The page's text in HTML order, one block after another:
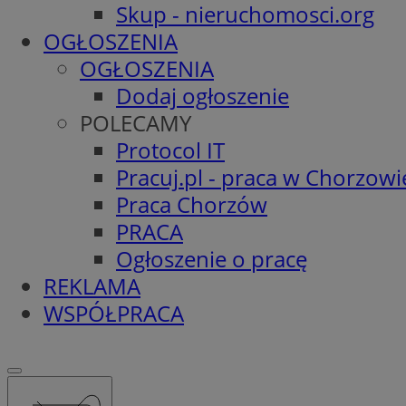
Skup - nieruchomosci.org
OGŁOSZENIA
OGŁOSZENIA
Dodaj ogłoszenie
POLECAMY
Protocol IT
Pracuj.pl - praca w
Praca Chorzów
PRACA
Ogłoszenie o pracę
REKLAMA
WSPÓŁPRACA